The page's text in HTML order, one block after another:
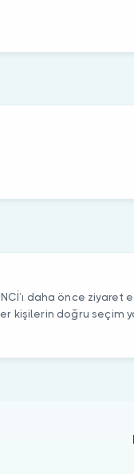
daha önce ziyaret
kişilerin doğru seçim